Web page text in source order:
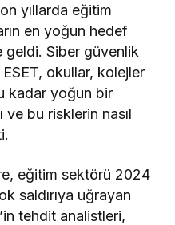
yıllarda eğitim
en yoğun hedef
geldi. Siber güvenlik
okullar, kolejler
kadar yoğun bir
ve bu risklerin nasıl
eğitim sektörü 2024
saldırıya uğrayan
tehdit analistleri,